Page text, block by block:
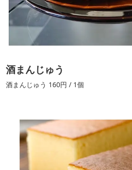
酒まんじゅう
酒まんじゅう 160円 / 1個